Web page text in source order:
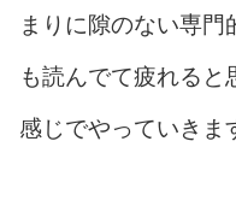
まりに隙のない専
も読んでて疲れると
感じでやっていきま